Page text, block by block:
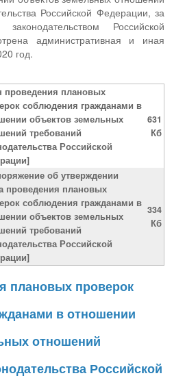
Российской Федерации, за
Российской
административная и иная
год.
проведения плановых
соблюдения гражданами в
объектов земельных
требований
Российской
631
Кб
об утверждении
проведения плановых
соблюдения гражданами в
объектов земельных
требований
Российской
334
Кб
плановых проверок
в отношении
отношений
Российской